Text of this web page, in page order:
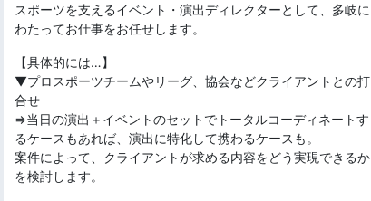
スポーツを支えるイベント・演出ディレクターとして、多岐に
わたってお仕事をお任せします。
【具体的には…】
▼プロスポーツチームやリーグ、協会などクライアントとの打
合せ
⇒当日の演出＋イベントのセットでトータルコーディネートす
るケースもあれば、演出に特化して携わるケースも。
案件によって、クライアントが求める内容をどう実現できるか
を検討します。